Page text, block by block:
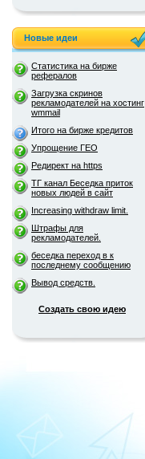
Новые идеи
Статистика на бирже
рефералов
Загрузка скринов
рекламодателей на хостинг
wmmail
Итого на бирже кредитов
Упрощение ГЕО
Редирект на https
ТГ канал Беседка приток
новых людей в сайт
Increasing withdraw limit.
Штрафы для
рекламодателей.
беседка переход в к
последнему сообщению
Вывод средств.
Создать свою идею